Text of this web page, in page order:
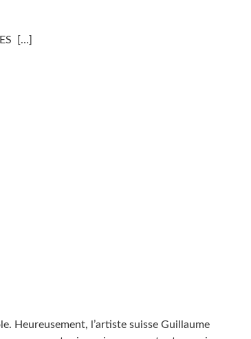
[…]
Heureusement, l’artiste suisse Guillaume